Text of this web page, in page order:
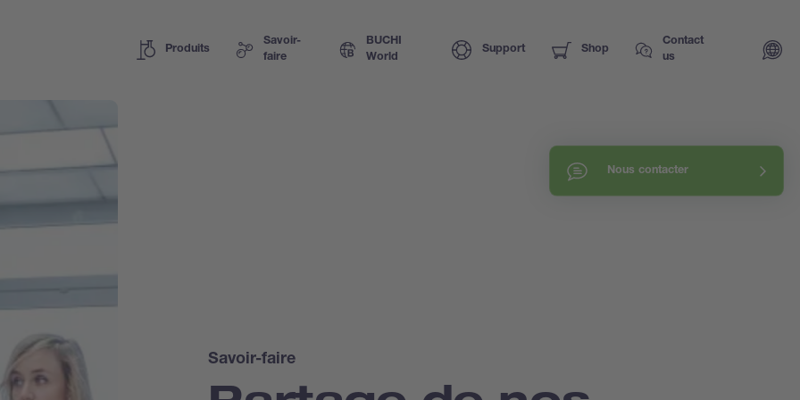
Produits
Savoir-
faire
BUCHI
World
Support Shop
Contact
us
Nous contacter
Savoir-faire